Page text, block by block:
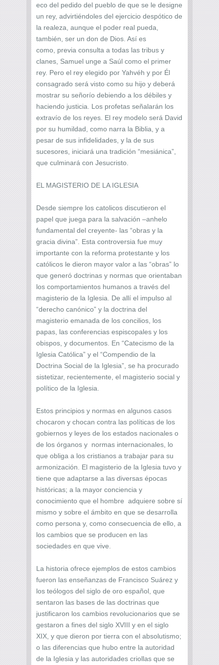
eco del pedido del pueblo de que se le designe
un rey, advirtiéndoles del ejercicio despótico de
la realeza, aunque el poder real pueda,
también, ser un don de Dios. Así es
como, previa consulta a todas las tribus y
clanes, Samuel unge a Saúl como el primer
rey. Pero el rey elegido por Yahvéh y por Él
consagrado será visto como su hijo y deberá
mostrar su señorío debiendo a los débiles y
haciendo justicia. Los profetas señalarán los
extravío de los reyes. El rey modelo será David
por su humildad, como narra la Biblia, y a
pesar de sus infidelidades, y la de sus
sucesores, iniciará una tradición “mesiánica”,
que culminará con Jesucristo.
EL MAGISTERIO DE LA IGLESIA
Desde siempre los catolicos discutieron el
papel que juega para la salvación –anhelo
fundamental del creyente- las “obras y la
gracia divina”. Esta controversia fue muy
importante con la reforma protestante y los
católicos le dieron mayor valor a las “obras” lo
que generó doctrinas y normas que orientaban
los comportamientos humanos a través del
magisterio de la Iglesia. De allí el impulso al
“derecho canónico” y la doctrina del
magisterio emanada de los concilios, los
papas, las conferencias espiscopales y los
obispos, y documentos. En “Catecismo de la
Iglesia Católica” y el “Compendio de la
Doctrina Social de la Iglesia”, se ha procurado
sistetizar, recientemente, el magisterio social y
político de la Iglesia.
Estos principios y normas en algunos casos
chocaron y chocan contra las políticas de los
gobiernos y leyes de los estados nacionales o
de los órganos y normas internacionales, lo
que obliga a los cristianos a trabajar para su
armonización. El magisterio de la Iglesia tuvo y
tiene que adaptarse a las diversas épocas
históricas; a la mayor conciencia y
conocimiento que el hombre adquiere sobre sí
mismo y sobre el ámbito en que se desarrolla
como persona y, como consecuencia de ello, a
los cambios que se producen en las
sociedades en que vive.
La historia ofrece ejemplos de estos cambios
fueron las enseñanzas de Francisco Suárez y
los teólogos del siglo de oro español, que
sentaron las bases de las doctrinas que
justificaron los cambios revolucionarios que se
gestaron a fines del siglo XVIII y en el siglo
XIX, y que dieron por tierra con el absolutismo;
o las diferencias que hubo entre la autoridad
de la Iglesia y las autoridades criollas que se